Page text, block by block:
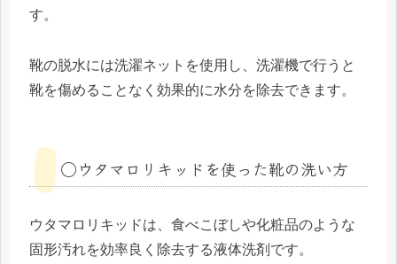
す。
靴の脱水には洗濯ネットを使用し、洗濯機で行うと
靴を傷めることなく効果的に水分を除去できます。
◯ウタマロリキッドを使った靴の洗い方
ウタマロリキッドは、食べこぼしや化粧品のような
固形汚れを効率良く除去する液体洗剤です。